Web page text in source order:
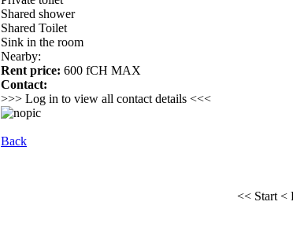
Shared shower
Shared Toilet
Sink in the room
Nearby:
Rent price: 600 fCH MAX
Contact:
>>> Log in to view all contact details <<<
Back
<< Start <